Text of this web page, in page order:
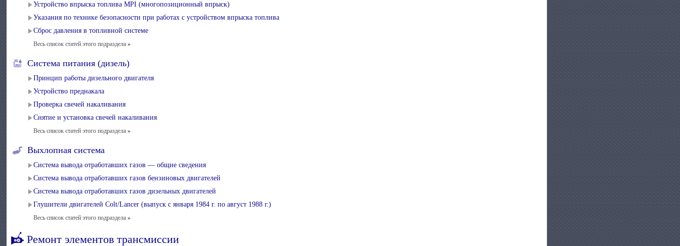
Устройство впрыска топлива MPI (многопозиционный впрыск)
Указания по технике безопасности при работах с устройством впрыска топлива
Сброс давления в топливной системе
Весь список статей этого подраздела»
Система питания (дизель)
Принцип работы дизельного двигателя
Устройство преднакала
Проверка свечей накаливания
Снятие и установка свечей накаливания
Весь список статей этого подраздела»
Выхлопная система
Система вывода отработавших газов — общие сведения
Система вывода отработавших газов бензиновых двигателей
Система вывода отработавших газов дизельных двигателей
Глушители двигателей Colt/Lancer (выпуск с января 1984 г. по август 1988 г.)
Весь список статей этого подраздела»
Ремонт элементов трансмиссии